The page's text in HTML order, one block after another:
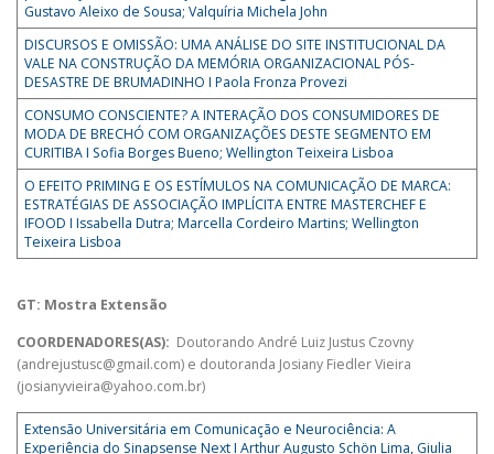
Gustavo Aleixo de Sousa; Valquíria Michela John
DISCURSOS E OMISSÃO: UMA ANÁLISE DO SITE INSTITUCIONAL DA
VALE NA CONSTRUÇÃO DA MEMÓRIA ORGANIZACIONAL PÓS-
DESASTRE DE BRUMADINHO I Paola Fronza Provezi
CONSUMO CONSCIENTE? A INTERAÇÃO DOS CONSUMIDORES DE
MODA DE BRECHÓ COM ORGANIZAÇÕES DESTE SEGMENTO EM
CURITIBA I Sofia Borges Bueno; Wellington Teixeira Lisboa
O EFEITO PRIMING E OS ESTÍMULOS NA COMUNICAÇÃO DE MARCA:
ESTRATÉGIAS DE ASSOCIAÇÃO IMPLÍCITA ENTRE MASTERCHEF E
IFOOD I Issabella Dutra; Marcella Cordeiro Martins; Wellington
Teixeira Lisboa
GT: Mostra Extensão
COORDENADORES(AS): Doutorando André Luiz Justus Czovny
(andrejustusc@gmail.com) e doutoranda Josiany Fiedler Vieira
(josianyvieira@yahoo.com.br)
Extensão Universitária em Comunicação e Neurociência: A
Experiência do Sinapsense Next I Arthur Augusto Schön Lima, Giulia